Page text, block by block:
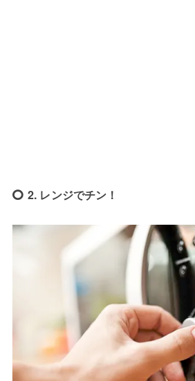
2. レンジでチン！